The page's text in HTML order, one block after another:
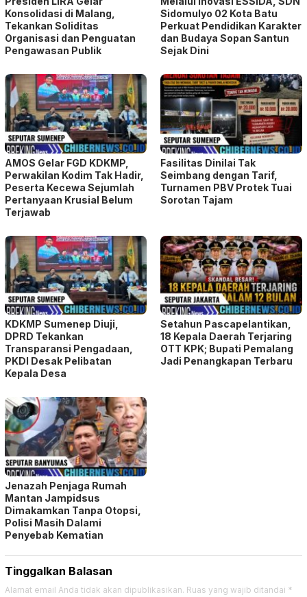
Konsolidasi di Malang,
Tekankan Soliditas
Organisasi dan Penguatan
Pengawasan Publik
Sidomulyo 02 Kota Batu
Perkuat Pendidikan Karakter
dan Budaya Sopan Santun
Sejak Dini
AMOS Gelar FGD KDKMP,
Perwakilan Kodim Tak Hadir,
Peserta Kecewa Sejumlah
Pertanyaan Krusial Belum
Terjawab
Fasilitas Dinilai Tak
Seimbang dengan Tarif,
Turnamen PBV Protek Tuai
Sorotan Tajam
KDKMP Sumenep Diuji,
DPRD Tekankan
Transparansi Pengadaan,
PKDI Desak Pelibatan
Kepala Desa
Setahun Pascapelantikan,
18 Kepala Daerah Terjaring
OTT KPK; Bupati Pemalang
Jadi Penangkapan Terbaru
Jenazah Penjaga Rumah
Mantan Jampidsus
Dimakamkan Tanpa Otopsi,
Polisi Masih Dalami
Penyebab Kematian
Tinggalkan Balasan
Alamat email Anda tidak akan dipublikasikan. Ruas yang wajib ditandai *